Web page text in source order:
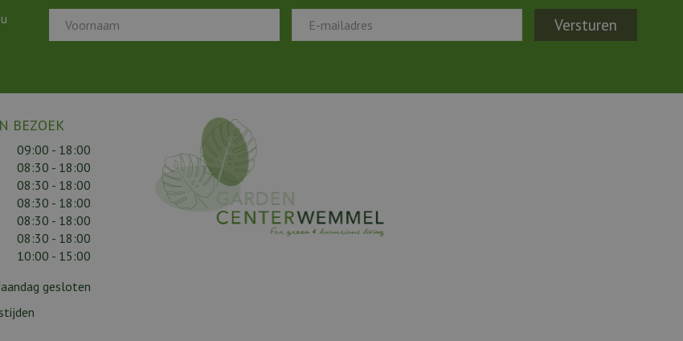
BEZOEK
09:00 - 18:00
08:30 - 18:00
08:30 - 18:00
08:30 - 18:00
08:30 - 18:00
08:30 - 18:00
10:00 - 15:00
gesloten